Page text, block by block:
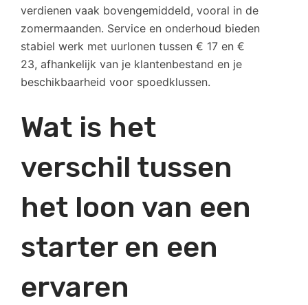
verdienen vaak bovengemiddeld, vooral in de
zomermaanden. Service en onderhoud bieden
stabiel werk met uurlonen tussen € 17 en €
23, afhankelijk van je klantenbestand en je
beschikbaarheid voor spoedklussen.
Wat is het
verschil tussen
het loon van een
starter en een
ervaren